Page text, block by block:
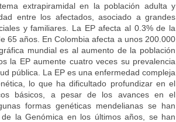
extrapiramidal en la población adulta y
entre los afectados, asociado a grandes
y familiares. La EP afecta al 0.3% de la
65 años. En Colombia afecta a unos 200.000
mundial es al aumento de la población
la EP aumente cuatro veces su prevalencia
pública. La EP es una enfermedad compleja
lo que ha dificultado profundizar en el
básicos, a pesar de los avances en el
formas genéticas mendelianas se han
la Genómica en los últimos años, se han